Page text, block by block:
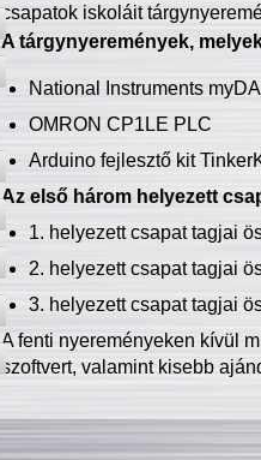
csapatok iskoláit
A tárgynyeremények,
National Instruments
OMRON CP1LE PLC
Arduino fejlesztő kit
Az első három helyezett
1. helyezett csapat tagjai
2. helyezett csapat tagjai
3. helyezett csapat tagjai
A fenti nyereményeken kívül
szoftvert, valamint kisebb